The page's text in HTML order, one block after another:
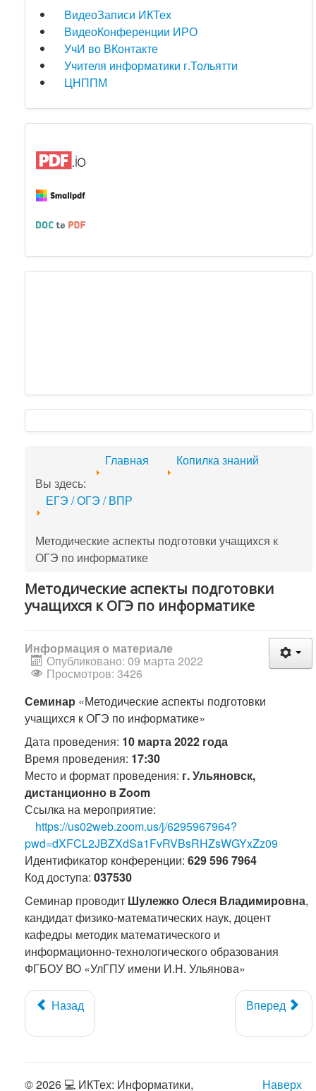
ВидеоЗаписи ИКТех
ВидеоКонференции ИРО
УчИ во ВКонтакте
Учителя информатики г.Тольятти
ЦНППМ
Вы здесь:
Главная Копилка знаний
ЕГЭ / ОГЭ / ВПР
Методические аспекты подготовки учащихся к
ОГЭ по информатике
Методические аспекты подготовки
учащихся к ОГЭ по информатике
Информация о материале
Опубликовано: 09 марта 2022
Просмотров: 3426
Семинар «Методические аспекты подготовки
учащихся к ОГЭ по информатике»
Дата проведения: 10 марта 2022 года
Время проведения: 17:30
Место и формат проведения: г. Ульяновск,
дистанционно в Zoom
Ссылка на мероприятие:
https://us02web.zoom.us/j/6295967964?
pwd=dXFCL2JBZXdSa1FvRVBsRHZsWGYxZz09
Идентификатор конференции: 629 596 7964
Код доступа: 037530
Cеминар проводит Шулежко Олеся Владимировна,
кандидат физико-математических наук, доцент
кафедры методик математического и
информационно-технологического образования
ФГБОУ ВО «УлГПУ имени И.Н. Ульянова»
Назад Вперед
Наверх
© 2026 💻 ИКТех: Информатики,